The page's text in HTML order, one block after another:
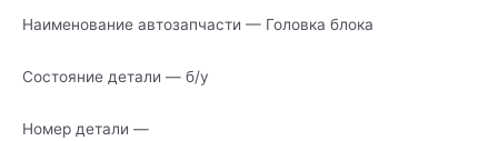
Наименование автозапчасти — Головка блока
Состояние детали — б/у
Номер детали —